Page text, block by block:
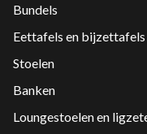
Bundels
Eettafels en bijzettafels
Stoelen
Banken
Loungestoelen en